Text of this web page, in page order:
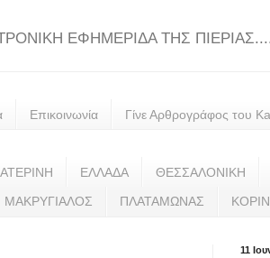
ΕΦΗΜΕΡΙΔΑ ΤΗΣ
Επικοινωνία Γίνε Αρθρογράφος του
ΕΛΛΑΔΑ ΘΕΣΣΑΛΟΝΙΚΗ
ΜΑΚΡΥΓΙΑΛΟΣ ΠΛΑΤΑΜΩΝΑΣ
11